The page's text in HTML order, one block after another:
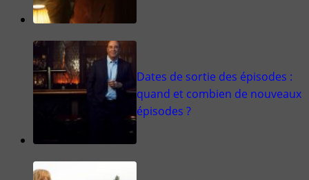
Dates de sortie des épisodes :
quand et combien de nouveaux
épisodes ?